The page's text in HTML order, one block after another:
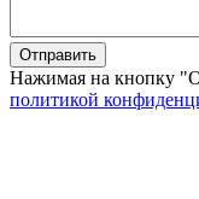
Отправить
Нажимая на кнопку
политикой